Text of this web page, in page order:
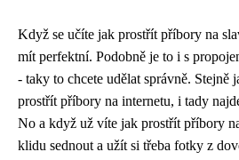
Když se učíte jak prostřít příbory na
mít perfektní. Podobně je to i s
- taky to chcete udělat správně. Stejně
prostřít příbory na internetu, i tady
No a když už víte jak prostřít příbory
klidu sednout a užít si třeba fotky z